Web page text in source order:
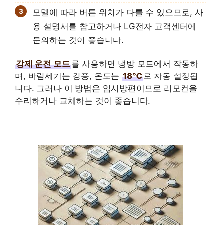
모델에 따라 버튼 위치가 다를 수 있으므로, 사
용 설명서를 참고하거나 LG전자 고객센터에
문의하는 것이 좋습니다.
강제 운전 모드를 사용하면 냉방 모드에서 작동하
며, 바람세기는 강풍, 온도는 18℃로 자동 설정됩
니다. 그러나 이 방법은 임시방편이므로 리모컨을
수리하거나 교체하는 것이 좋습니다.